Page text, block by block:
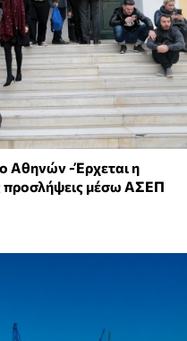
Αθηνών -Έρχεται η
προσλήψεις μέσω ΑΣΕΠ